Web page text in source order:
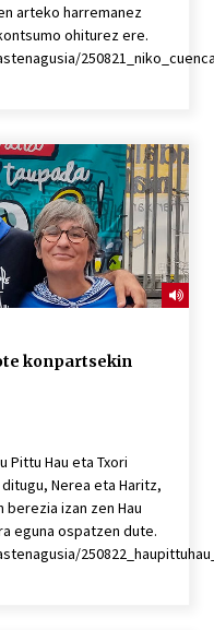
arteko harremanez
ohiturez ere.
konpartsekin
Pittu Hau eta Txori
Nerea eta Haritz,
izan zen Hau
eguna ospatzen dute.